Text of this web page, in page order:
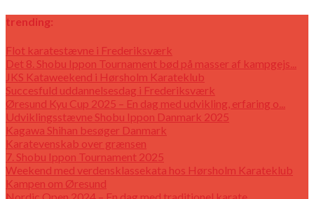
trending:
Flot karatestævne i Frederiksværk
Det 8. Shobu Ippon Tournament bød på masser af kampgejs...
JKS Kataweekend i Hørsholm Karateklub
Succesfuld uddannelsesdag i Frederiksværk
Øresund Kyu Cup 2025 – En dag med udvikling, erfaring o...
Udviklingsstævne Shobu Ippon Danmark 2025
Kagawa Shihan besøger Danmark
Karatevenskab over grænsen
7. Shobu Ippon Tournament 2025
Weekend med verdensklassekata hos Hørsholm Karateklub
Kampen om Øresund
Nordic Open 2024 – En dag med traditionel karate ...